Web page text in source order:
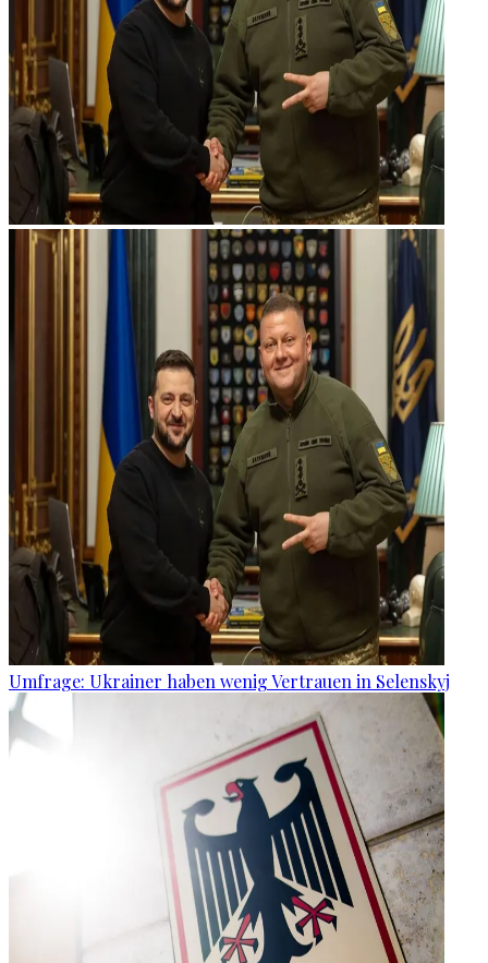
Umfrage: Ukrainer haben wenig Vertrauen in Selenskyj